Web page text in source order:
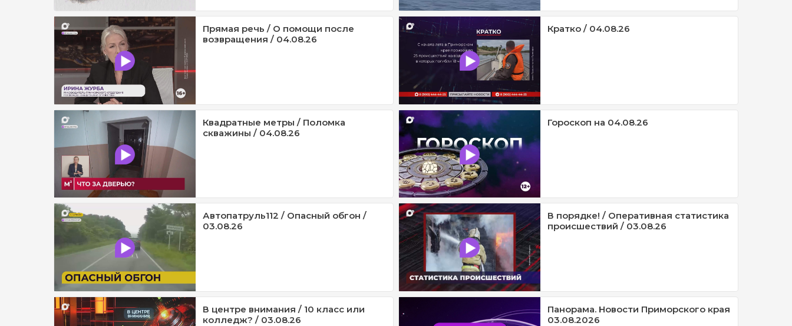
Прямая речь / О помощи после
возвращения / 04.08.26
Кратко / 04.08.26
Квадратные метры / Поломка
скважины / 04.08.26
Гороскоп на 04.08.26
Автопатруль112 / Опасный обгон /
03.08.26
В порядке! / Оперативная статистика
происшествий / 03.08.26
В центре внимания / 10 класс или
колледж? / 03.08.26
Панорама. Новости Приморского края
03.08.2026